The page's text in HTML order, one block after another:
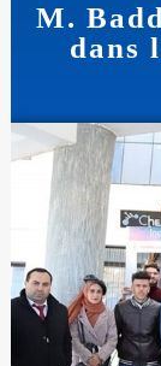
M.
dans